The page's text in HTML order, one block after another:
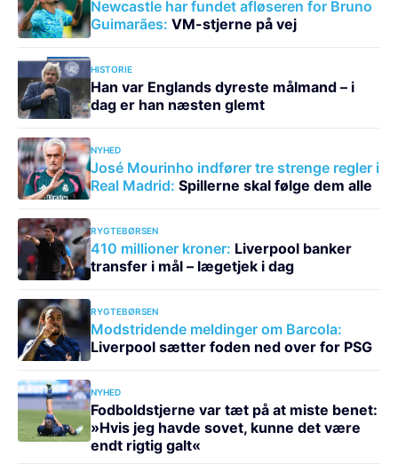
Newcastle har fundet afløseren for Bruno
Guimarães: VM-stjerne på vej
HISTORIE
Han var Englands dyreste målmand – i
dag er han næsten glemt
NYHED
José Mourinho indfører tre strenge regler i
Real Madrid: Spillerne skal følge dem alle
RYGTEBØRSEN
410 millioner kroner: Liverpool banker
transfer i mål – lægetjek i dag
RYGTEBØRSEN
Modstridende meldinger om Barcola:
Liverpool sætter foden ned over for PSG
NYHED
Fodboldstjerne var tæt på at miste benet:
»Hvis jeg havde sovet, kunne det være
endt rigtig galt«